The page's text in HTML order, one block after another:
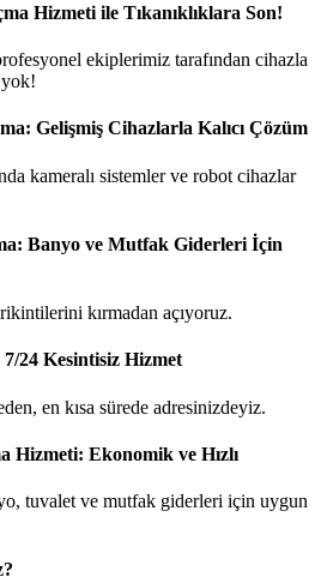
Hizmeti ile Tıkanıklıklara Son!
ekiplerimiz tarafından cihazla
yok!
Gelişmiş Cihazlarla Kalıcı Çözüm
kameralı sistemler ve robot cihazlar
Banyo ve Mutfak Giderleri İçin
kırmadan açıyoruz.
24 Kesintisiz Hizmet
en kısa sürede adresinizdeyiz.
Hizmeti: Ekonomik ve Hızlı
tuvalet ve mutfak giderleri için uygun